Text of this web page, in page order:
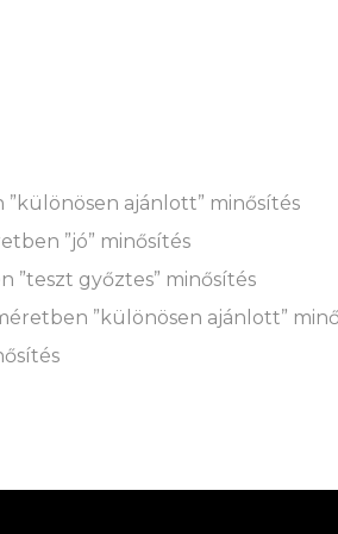
”különösen ajánlott” minősítés
”jó” minősítés
”teszt győztes” minősítés
”különösen ajánlott”